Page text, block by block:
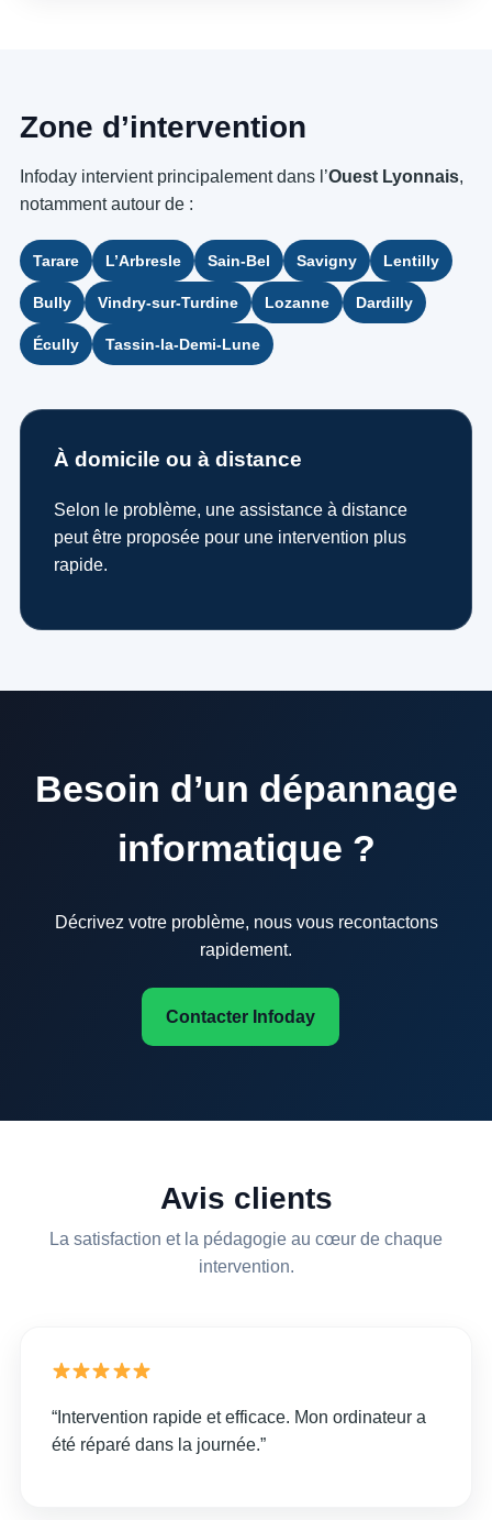
Zone d’intervention
Infoday intervient principalement dans l’Ouest Lyonnais,
notamment autour de :
Tarare L’Arbresle Sain-Bel Savigny Lentilly
Bully Vindry-sur-Turdine Lozanne Dardilly
Écully Tassin-la-Demi-Lune
À domicile ou à distance
Selon le problème, une assistance à distance
peut être proposée pour une intervention plus
rapide.
Besoin d’un dépannage
informatique ?
Décrivez votre problème, nous vous recontactons
rapidement.
Contacter Infoday
Avis clients
La satisfaction et la pédagogie au cœur de chaque
intervention.
“Intervention rapide et efficace. Mon ordinateur a
été réparé dans la journée.”